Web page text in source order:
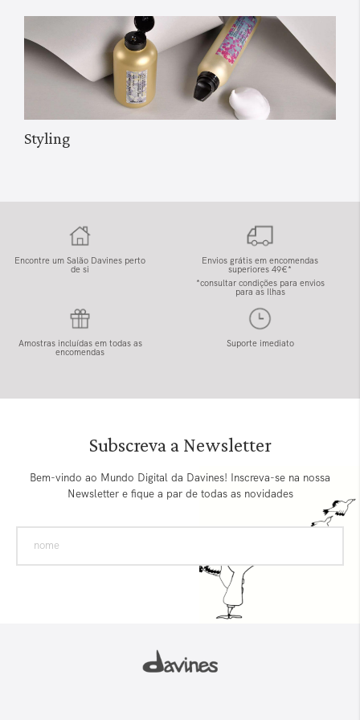
Styling
Encontre um Salão Davines perto
de si
Envios grátis em encomendas
superiores 49€*
*consultar condições para envios
para as Ilhas
Amostras incluídas em todas as
encomendas
Suporte imediato
Subscreva a Newsletter
Bem-vindo ao Mundo Digital da Davines! Inscreva-se na nossa
Newsletter e fique a par de todas as novidades